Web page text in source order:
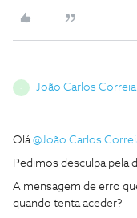
João Carlos Correia
Olá @João Carlos
Pedimos desculpa pela
A mensagem de erro
quando tenta aceder?